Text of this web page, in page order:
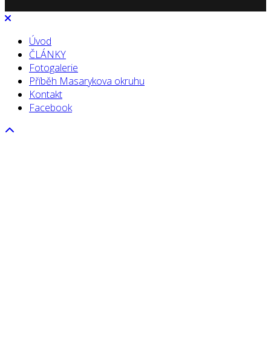
Úvod
ČLÁNKY
Fotogalerie
Příběh Masarykova okruhu
Kontakt
Facebook